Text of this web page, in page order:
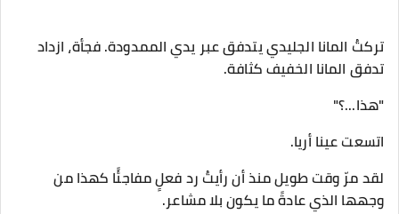
تركتُ المانا الجليدي يتدفق عبر يدي الممدودة. فجأة، ازداد
تدفق المانا الخفيف كثافة.
"هذا...؟"
اتسعت عينا أريا.
لقد مرّ وقت طويل منذ أن رأيتُ رد فعلٍ مفاجئًا كهذا من
وجهها الذي عادةً ما يكون بلا مشاعر.